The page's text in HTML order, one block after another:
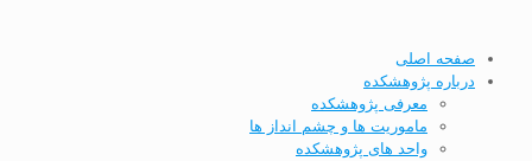
صفحه اصلی
درباره پژوهشکده
معرفی پژوهشکده
ماموریت ها و چشم انداز ها
واحد های پژوهشکده